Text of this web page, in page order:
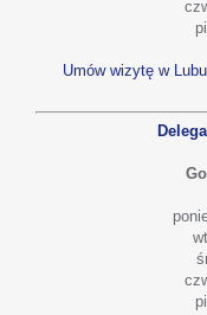
Umów wizytę w